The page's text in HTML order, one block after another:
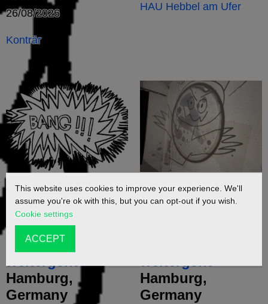
26/08/2026
Konträr
HAU Hebbel am Ufer
Das Wutschwert
muss man
herausziehen,
bevor es
weitergeht
Hamburg,
Germany
Das Wutschwert
muss man
weitergeht
Hamburg,
Germany
This website uses cookies to improve your experience. We'll
assume you're ok with this, but you can opt-out if you wish.
Cookie settings
ACCEPT